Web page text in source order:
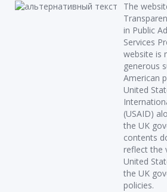
The
in Public
Services
website is
generous
American
United
(USAID)
the UK
contents
reflect the
United
the UK
policies.